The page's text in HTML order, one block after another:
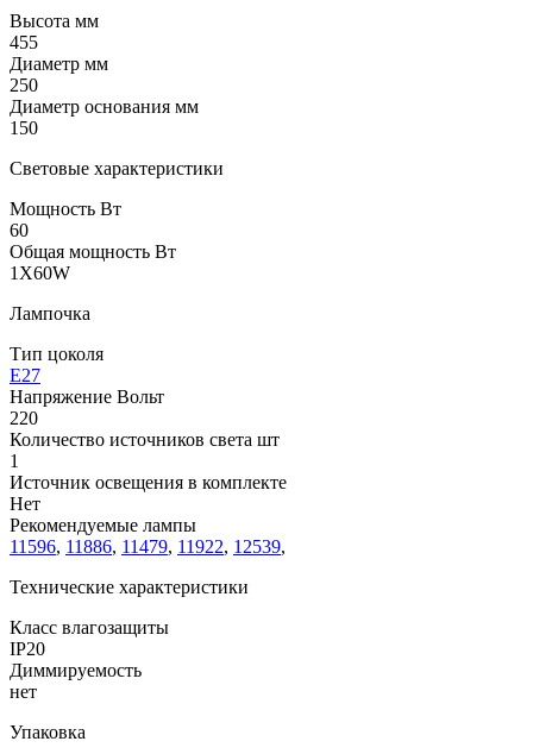
Высота мм
455
Диаметр мм
250
Диаметр основания мм
150
Световые характеристики
Мощность Вт
60
Общая мощность Вт
1X60W
Лампочка
Тип цоколя
E27
Напряжение Вольт
220
Количество источников света шт
1
Источник освещения в комплекте
Нет
Рекомендуемые лампы
11596, 11886, 11479, 11922, 12539,
Технические характеристики
Класс влагозащиты
IP20
Диммируемость
нет
Упаковка